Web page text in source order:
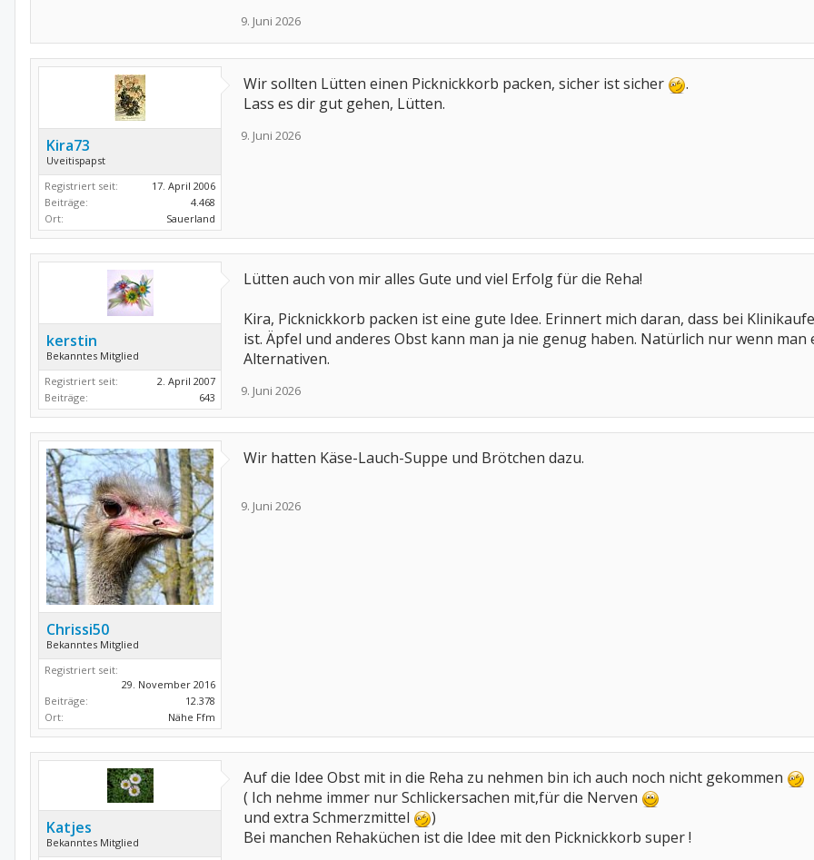
9. Juni 2026
Kira73
Uveitispapst
Registriert seit:
17. April 2006
Beiträge:
4.468
Ort:
Sauerland
Wir sollten Lütten einen Picknickkorb packen, sicher ist sicher
.
Lass es dir gut gehen, Lütten.
9. Juni 2026
kerstin
Bekanntes Mitglied
Registriert seit:
2. April 2007
Beiträge:
643
Lütten auch von mir alles Gute und viel Erfolg für die Reha!
Kira, Picknickkorb packen ist eine gute Idee. Erinnert mich daran, dass bei
ist. Äpfel und anderes Obst kann man ja nie genug haben. Natürlich nur wenn
Alternativen.
9. Juni 2026
Chrissi50
Bekanntes Mitglied
Registriert seit:
29. November 2016
Beiträge:
12.378
Ort:
Nähe Ffm
Wir hatten Käse-Lauch-Suppe und Brötchen dazu.
9. Juni 2026
Katjes
Bekanntes Mitglied
Auf die Idee Obst mit in die Reha zu nehmen bin ich auch noch nicht gekommen
( Ich nehme immer nur Schlickersachen mit,für die Nerven
und extra Schmerzmittel
)
Bei manchen Rehaküchen ist die Idee mit den Picknickkorb super !